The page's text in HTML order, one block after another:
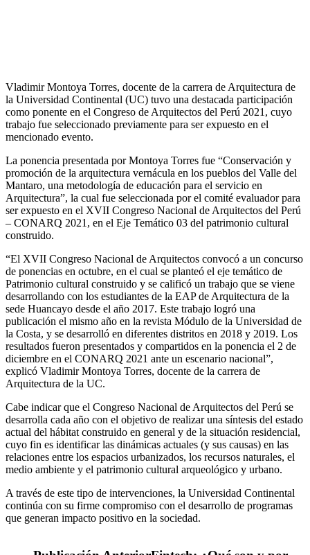
Vladimir Montoya Torres, docente de la carrera de Arquitectura de
la Universidad Continental (UC) tuvo una destacada participación
como ponente en el Congreso de Arquitectos del Perú 2021, cuyo
trabajo fue seleccionado previamente para ser expuesto en el
mencionado evento.
La ponencia presentada por Montoya Torres fue “Conservación y
promoción de la arquitectura vernácula en los pueblos del Valle del
Mantaro, una metodología de educación para el servicio en
Arquitectura”, la cual fue seleccionada por el comité evaluador para
ser expuesto en el XVII Congreso Nacional de Arquitectos del Perú
– CONARQ 2021, en el Eje Temático 03 del patrimonio cultural
construido.
“El XVII Congreso Nacional de Arquitectos convocó a un concurso
de ponencias en octubre, en el cual se planteó el eje temático de
Patrimonio cultural construido y se calificó un trabajo que se viene
desarrollando con los estudiantes de la EAP de Arquitectura de la
sede Huancayo desde el año 2017. Este trabajo logró una
publicación el mismo año en la revista Módulo de la Universidad de
la Costa, y se desarrolló en diferentes distritos en 2018 y 2019. Los
resultados fueron presentados y compartidos en la ponencia el 2 de
diciembre en el CONARQ 2021 ante un escenario nacional”,
explicó Vladimir Montoya Torres, docente de la carrera de
Arquitectura de la UC.
Cabe indicar que el Congreso Nacional de Arquitectos del Perú se
desarrolla cada año con el objetivo de realizar una síntesis del estado
actual del hábitat construido en general y de la situación residencial,
cuyo fin es identificar las dinámicas actuales (y sus causas) en las
relaciones entre los espacios urbanizados, los recursos naturales, el
medio ambiente y el patrimonio cultural arqueológico y urbano.
A través de este tipo de intervenciones, la Universidad Continental
continúa con su firme compromiso con el desarrollo de programas
que generan impacto positivo en la sociedad.